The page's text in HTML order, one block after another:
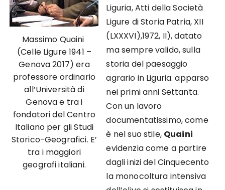
Massimo Quaini
(Celle Ligure 1941 –
Genova 2017) era
professore ordinario
all’Università di
Genova e tra i
fondatori del Centro
Italiano per gli Studi
Storico-Geografici. E’
tra i maggiori
geografi italiani.
Liguria, Atti della Società
Ligure di Storia Patria, XII
(LXXXVI),1972, II), datato
ma sempre valido, sulla
storia del paesaggio
agrario in Liguria. apparso
nei primi anni Settanta.
Con un lavoro
documentatissimo, come
è nel suo stile, Quaini
evidenzia come a partire
dagli inizi del Cinquecento
la monocoltura intensiva